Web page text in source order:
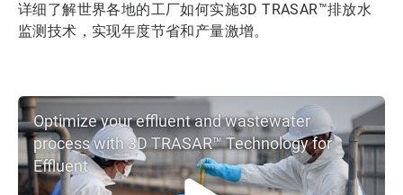
Optimize your effluent and wastewater
process with 3D TRASAR™ Technology for
Effluent
详细了解世界各地的工厂如何实施3D TRASAR™排放水
监测技术，实现年度节省和产量激增。